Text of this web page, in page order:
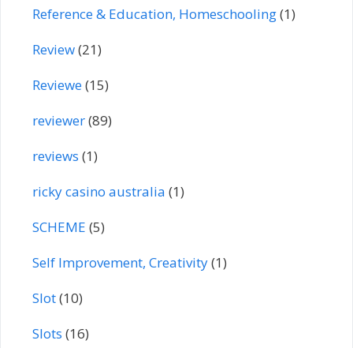
Reference & Education, Homeschooling(1)
Review(21)
Reviewe(15)
reviewer(89)
reviews (1)
ricky casino australia (1)
SCHEME (5)
Self Improvement, Creativity(1)
Slot(10)
Slots (16)